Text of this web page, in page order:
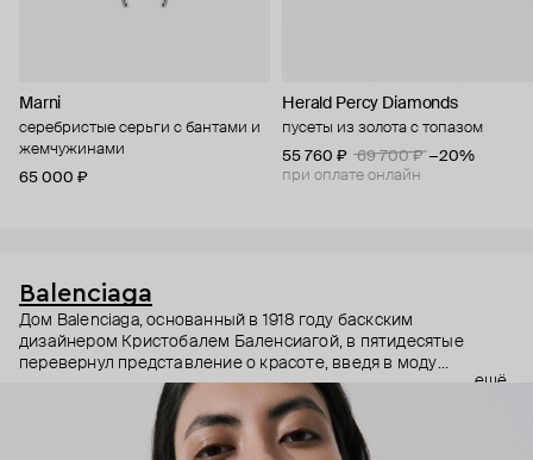
Marni
серебристые серьги с бантами и
жемчужинами
65 000 ₽
Herald Percy Diamonds
пусеты из золота с топазом
55 760 ₽
69 700 ₽ −20%
при оплате онлайн
Balenciaga
Дом Balenciaga, основанный в 1918 году баскским
дизайнером Кристобалем Баленсиагой, в пятидесятые
перевернул представление о красоте, введя в моду
новаторские силуэты, которые раньше считались
непривлекательными – например, квадратное пальто и
платье-мешочек. «Высокая мода подобна оркестру, и
дирижирует им Баленсиага» – говорил о нем Кристиан Диор.
ещё